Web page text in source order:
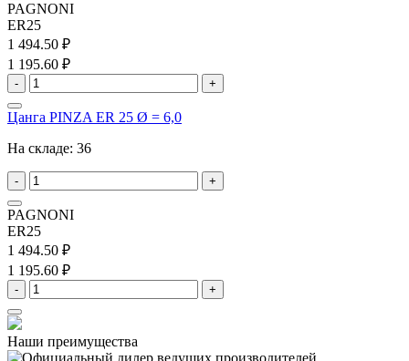
PAGNONI
ER25
1 494.50 ₽
1 195.60 ₽
- +
Цанга PINZA ER 25 Ø = 6,0
На складе: 36
- +
PAGNONI
ER25
1 494.50 ₽
1 195.60 ₽
- +
Наши преимущества